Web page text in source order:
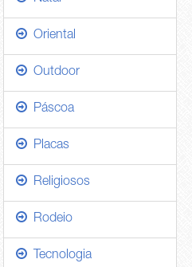
Oriental
Outdoor
Páscoa
Placas
Religiosos
Rodeio
Tecnologia